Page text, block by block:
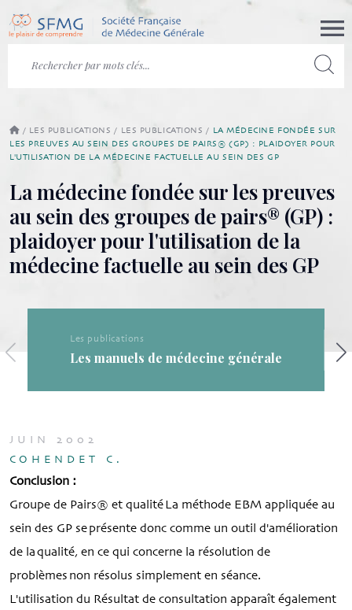
/ LES PUBLICATIONS / LES PUBLICATIONS / LA MÉDECINE FONDÉE SUR
LES PREUVES AU SEIN DES GROUPES DE PAIRS® (GP) : PLAIDOYER POUR
L'UTILISATION DE LA MÉDECINE FACTUELLE AU SEIN DES GP
La médecine fondée sur les preuves
au sein des groupes de pairs® (GP) :
plaidoyer pour l'utilisation de la
médecine factuelle au sein des GP
Les publications de la SFMG
JUIN 2002
COHENDET C.
Conclusion :
Groupe de Pairs® et qualité La méthode EBM appliquée au
sein des GP se présente donc comme un outil d'amélioration
de la qualité, en ce qui concerne la résolution de
problèmes non résolus simplement en séance.
L'utilisation du Résultat de consultation apparaît également